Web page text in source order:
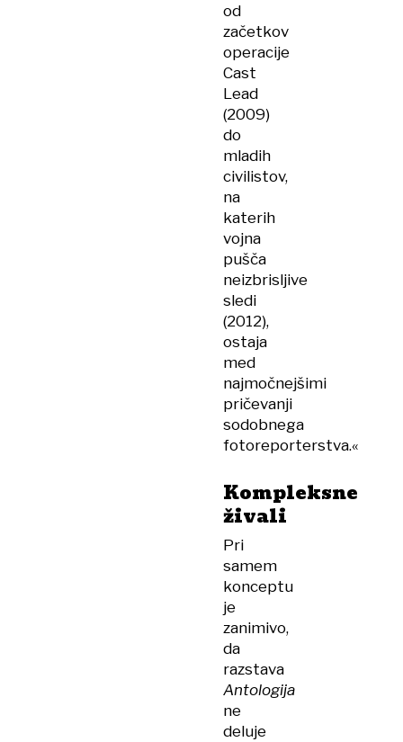
od
začetkov
operacije
Cast
Lead
(2009)
do
mladih
civilistov,
na
katerih
vojna
pušča
neizbrisljive
sledi
(2012),
ostaja
med
najmočnejšimi
pričevanji
sodobnega
fotoreporterstva.«
Kompleksne
živali
Pri
samem
konceptu
je
zanimivo,
da
razstava
Antologija
ne
deluje